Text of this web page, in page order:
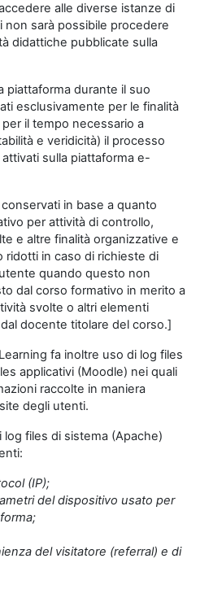
alle diverse istanze di
non sarà possibile procedere
didattiche pubblicate sulla
piattaforma durante il suo
esclusivamente per le finalità
il tempo necessario a
e veridicità) il processo
sulla piattaforma e-
in base a quanto
per attività di controllo,
e altre finalità organizzative e
ridotti in caso di richieste di
quando questo non
dal corso formativo in merito a
svolte o altri elementi
docente titolare del corso.]
fa inoltre uso di log files
applicativi (Moodle) nei quali
raccolte in maniera
degli utenti.
files di sistema (Apache)
(IP);
del dispositivo usato per
del visitatore (referral) e di